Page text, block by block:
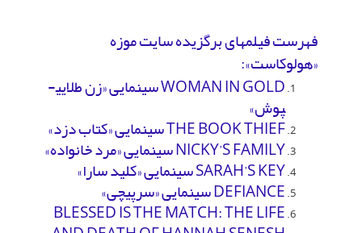
فهرست فیلم­های برگزیده سایت موزه
«هولوکاست»:
WOMAN IN GOLD سینمایی «زن طلایی­
پوش»
THE BOOK THIEF سینمایی «کتاب دزد»
NICKY’S FAMILY سینمایی «مرد خانواده»
SARAH’S KEY سینمایی «کلید سارا»
DEFIANCE سینمایی «سرپیچی»
BLESSED IS THE MATCH: THE LIFE